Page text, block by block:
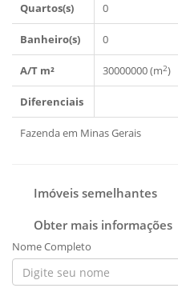
Quartos(s) 0
Banheiro(s) 0
A/T m² 30000000 (m2)
Diferenciais
Fazenda em Minas Gerais
Imóveis semelhantes
Obter mais informações
Nome Completo